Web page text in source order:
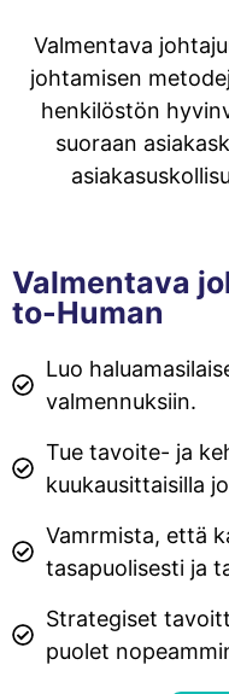
Valmentava
johtamisen
henkilöstön
suoraan
Valmentava
to-Human
Luo
valmennuksiin.
Tue tavoite- ja
kuukausittaisilla
Vamrmista, että
tasapuolisesti ja
Strategiset
puolet